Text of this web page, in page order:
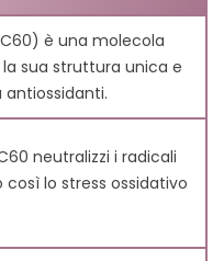
per la salute del
consumato il Carbonio
usare?
la salute della
è una molecola
sua struttura unica e
antiossidanti.
neutralizzi i radicali
così lo stress ossidativo